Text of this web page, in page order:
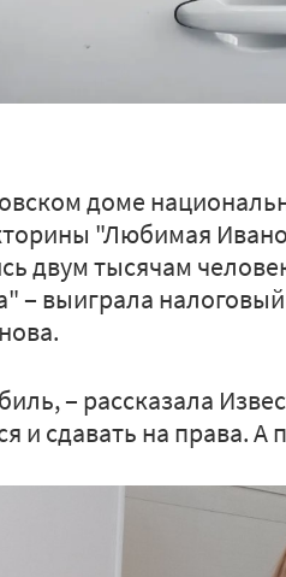
доме
"Любимая
двум тысячам
‒ выиграла
‒ рассказала
и сдавать на права. А